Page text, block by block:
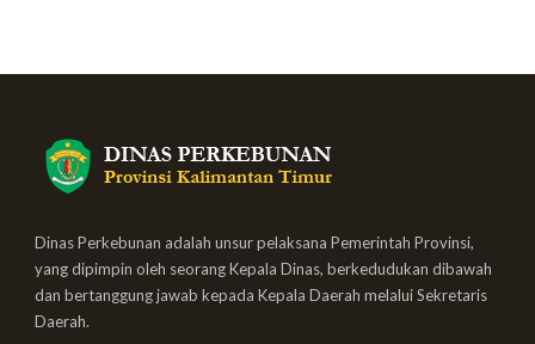
Dinas Perkebunan adalah unsur pelaksana Pemerintah Provinsi,
yang dipimpin oleh seorang Kepala Dinas, berkedudukan dibawah
dan bertanggung jawab kepada Kepala Daerah melalui Sekretaris
Daerah.